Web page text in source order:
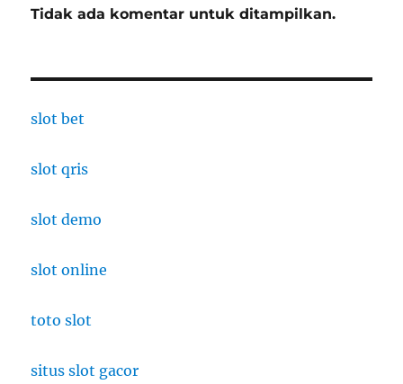
Tidak ada komentar untuk ditampilkan.
slot bet
slot qris
slot demo
slot online
toto slot
situs slot gacor